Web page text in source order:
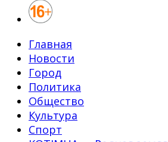
Главная
Новости
Город
Политика
Общество
Культура
Спорт